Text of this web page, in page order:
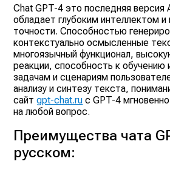
Chat GPT-4 это последняя версия
обладает глубоким интеллектом
точности. Способностью
контекстуально осмысленные
многоязычный функционал,
реакции, способность к обучению
задачам и сценариям
анализу и синтезу текста,
сайтgpt-chat.ru c GPT-4
на любой вопрос.
Преимущества чата
русском: